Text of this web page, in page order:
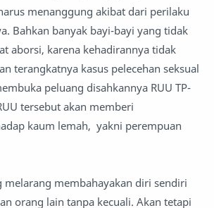
menanggung akibat dari perilaku
Bahkan banyak bayi-bayi yang tidak
aborsi, karena kehadirannya tidak
terangkatnya kasus pelecehan seksual
peluang disahkannya RUU TP-
tersebut akan memberi
kaum lemah, yakni perempuan
melarang membahayakan diri sendiri
orang lain tanpa kecuali. Akan tetapi